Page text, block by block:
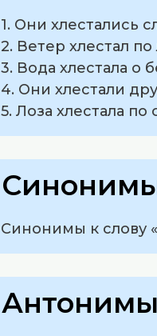
1. Они хлестались
2. Ветер хлестал
3. Вода хлестала о
4. Они хлестали
5. Лоза хлестала
Синонимы к слову
Антонимы